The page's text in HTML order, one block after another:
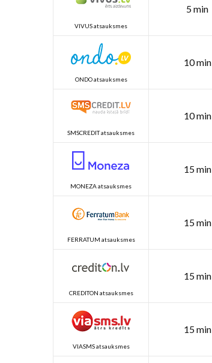
VIVUS atsauksmes
5 min
ONDO atsauksmes
10 min
SMSCREDIT atsauksmes
10 min
MONEZA atsauksmes
15 min
FERRATUM atsauksmes
15 min
CREDITON atsauksmes
15 min
VIASMS atsauksmes
15 min